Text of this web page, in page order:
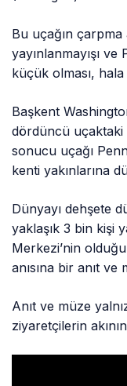
Bu uçağın
yayınlanmayışı
küçük olması,
Başkent
dördüncü uçaktaki
sonucu uçağı
kenti yakınlarına
Dünyayı dehşete
yaklaşık 3 bin kişi
Merkezi’nin
anısına bir anıt
Anıt ve müze
ziyaretçilerin